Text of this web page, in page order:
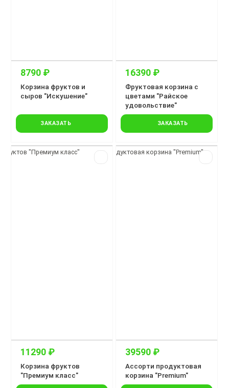
8790 ₽
Корзина фруктов и
сыров "Искушение"
ЗАКАЗАТЬ
16390 ₽
Фруктовая корзина с
цветами "Райское
удовольствие"
ЗАКАЗАТЬ
11290 ₽
Корзина фруктов
"Премиум класс"
39590 ₽
Ассорти продуктовая
корзина "Premium"